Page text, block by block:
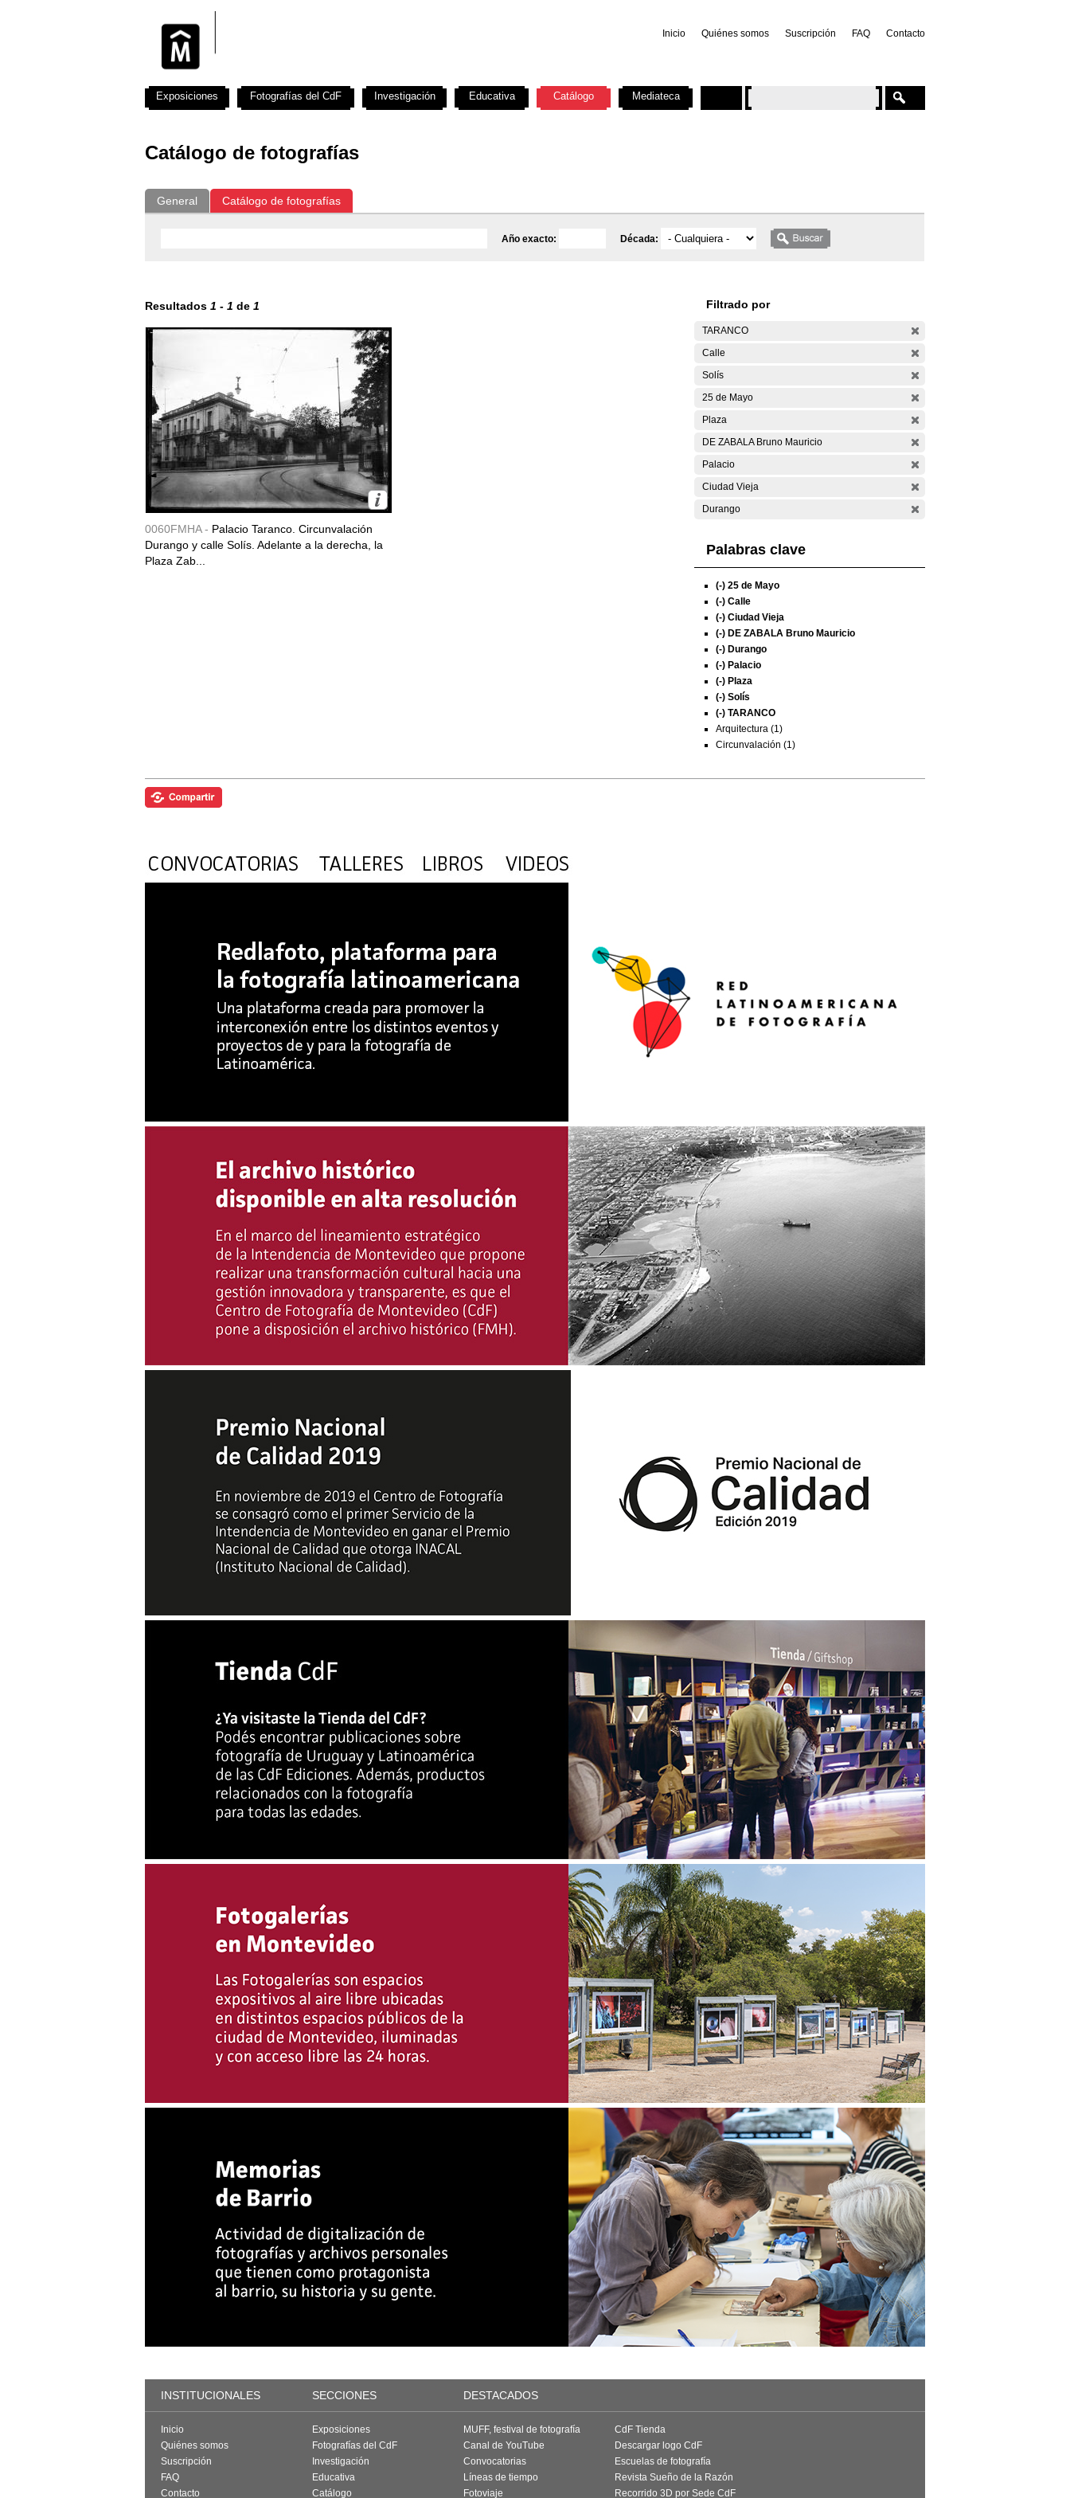
Inicio Quiénes somos Suscripción FAQ Contacto
Catálogo de fotografías
General Catálogo de fotografías
Año exacto: Década:
Resultados 1 - 1 de 1
0060FMHA - Palacio Taranco. Circunvalación
Durango y calle Solís. Adelante a la derecha, la
Plaza Zab...
Filtrado por
TARANCO
Calle
Solís
25 de Mayo
Plaza
DE ZABALA Bruno Mauricio
Palacio
Ciudad Vieja
Durango
Palabras clave
(-) 25 de Mayo
(-) Calle
(-) Ciudad Vieja
(-) DE ZABALA Bruno Mauricio
(-) Durango
(-) Palacio
(-) Plaza
(-) Solís
(-) TARANCO
Arquitectura (1)
Circunvalación (1)
Exposiciones Fotografías del CdF Investigación Educativa Catálogo Mediateca
INSTITUCIONALES SECCIONES DESTACADOS
Inicio
Quiénes somos
Suscripción
FAQ
Contacto
Exposiciones
Fotografías del CdF
Investigación
Educativa
Catálogo
MUFF, festival de fotografía
Canal de YouTube
Convocatorias
Líneas de tiempo
Fotoviaje
CdF Tienda
Descargar logo CdF
Escuelas de fotografía
Revista Sueño de la Razón
Recorrido 3D por Sede CdF